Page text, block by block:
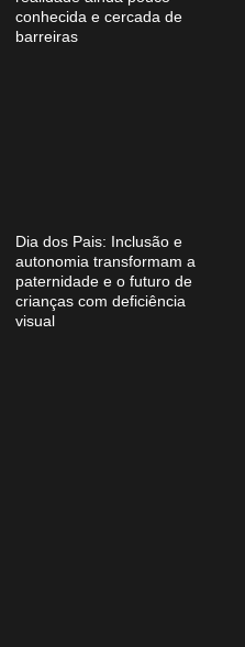
conhecida e cercada de
barreiras
Dia dos Pais: Inclusão e
autonomia transformam a
paternidade e o futuro de
crianças com deficiência
visual